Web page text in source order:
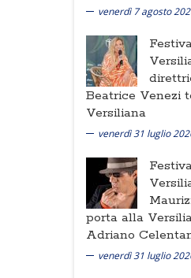
venerdì 7 agosto
Beatrice Venezi
Versiliana
venerdì 31 luglio
porta alla
Adriano
venerdì 31 luglio